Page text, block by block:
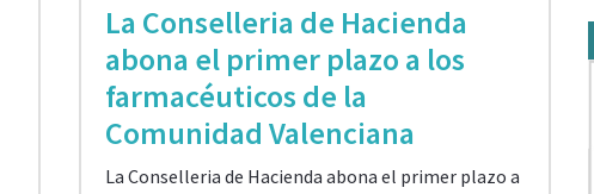
La Conselleria de Hacienda
abona el primer plazo a los
farmacéuticos de la
Comunidad Valenciana
La Conselleria de Hacienda abona el primer plazo a